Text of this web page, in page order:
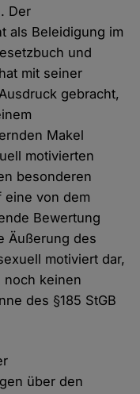
Der
als Beleidigung im
und
mit seiner
gebracht,
Makel
motivierten
besonderen
eine von dem
Bewertung
Äußerung des
motiviert dar,
noch keinen
des §185 StGB
über den